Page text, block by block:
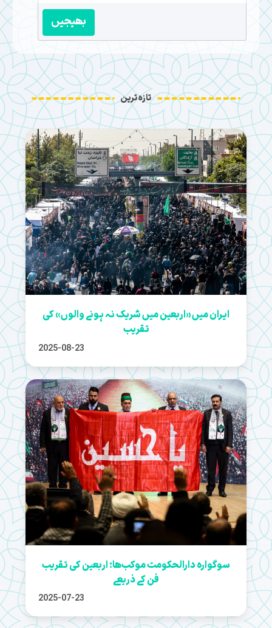
بھیجیں
تازہ ترین
ایران میں «اربعین میں شریک نہ ہونے والوں» کی
تقریب
2025-08-23
سوگوارہ دارالحکومت موکب‌ها: اربعین کی تقریب
فن کے ذریعے
2025-07-23